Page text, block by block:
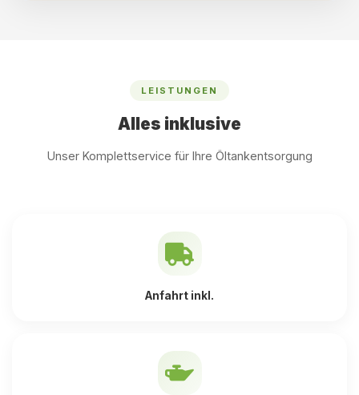
LEISTUNGEN
Alles inklusive
Unser Komplettservice für Ihre Öltankentsorgung
Anfahrt inkl.